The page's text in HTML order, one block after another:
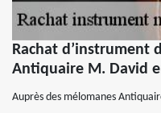
Rachat d’instrument
Antiquaire M. David
Auprès des mélomanes